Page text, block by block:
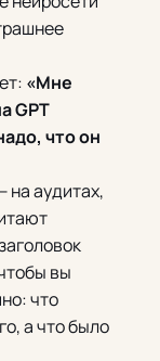
«Мне
GPT
что он
на аудитах,
вы
что
а что было